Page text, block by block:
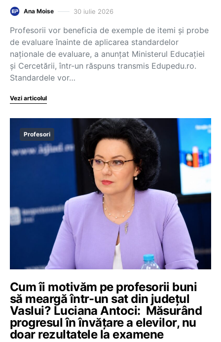
Ana Moise 30 iulie 2026
Profesorii vor beneficia de exemple de itemi și probe
de evaluare înainte de aplicarea standardelor
naționale de evaluare, a anunțat Ministerul Educației
și Cercetării, într-un răspuns transmis Edupedu.ro.
Standardele vor…
Vezi articolul
Profesori
Cum îi motivăm pe profesorii buni
să meargă într-un sat din județul
Vaslui? Luciana Antoci: Măsurând
progresul în învățare a elevilor, nu
doar rezultatele la examene